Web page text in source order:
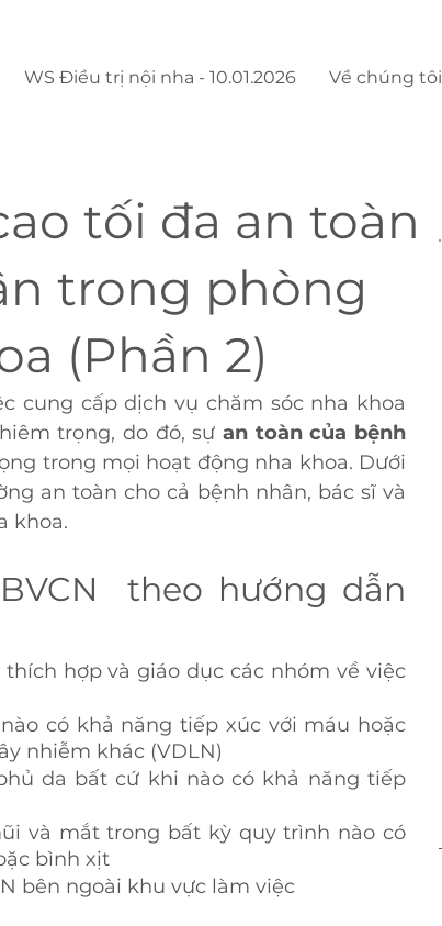
WS Điều trị nội nha - 10.01.2026 Về chúng tôi
tối đa an toàn
trong phòng
(Phần 2)
cung cấp dịch vụ chăm sóc nha khoa
trọng, do đó, sự an toàn của bệnh
trong mọi hoạt động nha khoa. Dưới
an toàn cho cả bệnh nhân, bác sĩ và
khoa.
theo hướng dẫn
thích hợp và giáo dục các nhóm về việc
có khả năng tiếp xúc với máu hoặc
nhiễm khác (VDLN)
da bất cứ khi nào có khả năng tiếp
và mắt trong bất kỳ quy trình nào có
bình xịt
bên ngoài khu vực làm việc